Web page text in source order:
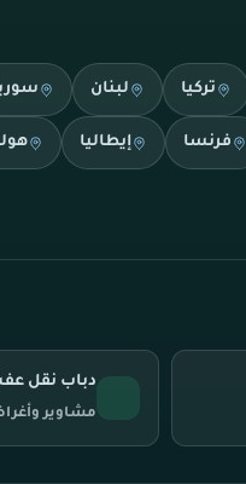
تركيا لبنان
فرنسا إيطاليا
دباب نقل
مشاوير